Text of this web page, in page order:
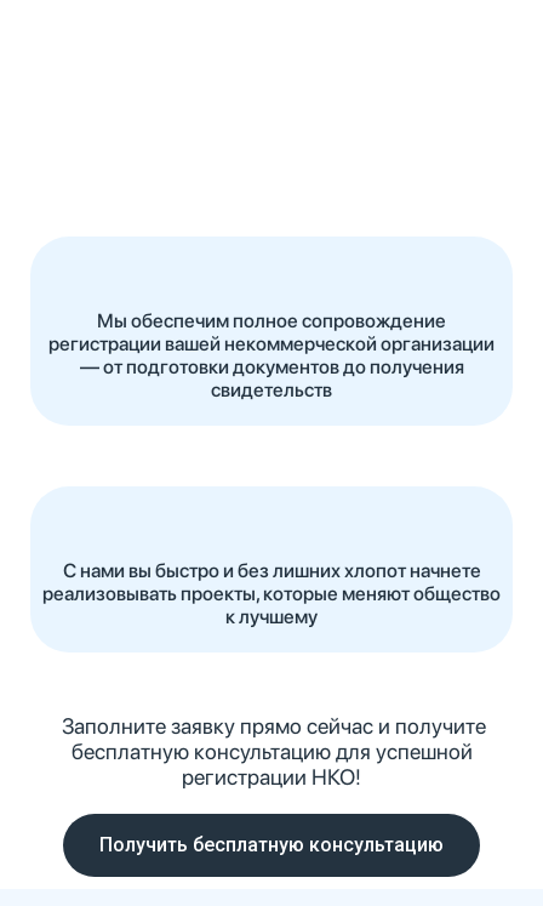
Мы обеспечим полное сопровождение
регистрации вашей некоммерческой организации
— от подготовки документов до получения
свидетельств
С нами вы быстро и без лишних хлопот начнете
реализовывать проекты, которые меняют общество
к лучшему
Заполните заявку прямо сейчас и получите
бесплатную консультацию для успешной
регистрации НКО!
Получить бесплатную консультацию